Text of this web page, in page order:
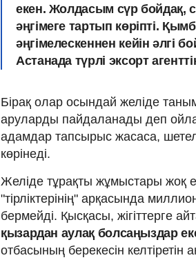
екен. Жолдасым сүр бойдақ,
әңгімеге тартып көріпті.
әңгімелескеннен кейін әлгі
Астанада түрлі эксорт
Бірақ олар осындай желіде
аруларды пайдаланады деп
адамдар тапсырыс жасаса,
көрінеді.
Желіде тұрақты жұмыстары жоқ
"тірліктерінің" арқасында
бермейді. Қысқасы, жігіттерге
қызардан аулақ болсаңыздар
отбасының берекесін